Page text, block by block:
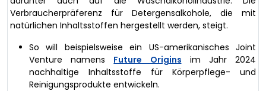
Verbraucherpräferenz für Detergensalkohole, die mit
natürlichen Inhaltsstoffen hergestellt werden, steigt.
So will beispielsweise ein US-amerikanisches Joint
Venture namens Future Origins im Jahr 2024
nachhaltige Inhaltsstoffe für Körperpflege- und
Reinigungsprodukte entwickeln.